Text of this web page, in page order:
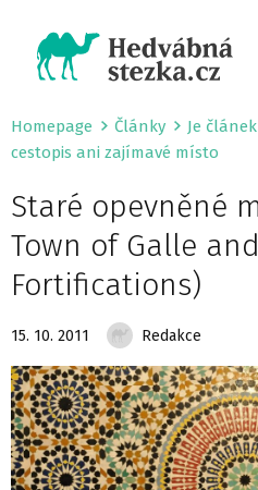
Homepage Články
Je
cestopis ani zajímavé místo
Staré opevněné
Town of Galle
Fortifications)
15. 10. 2011 Redakce